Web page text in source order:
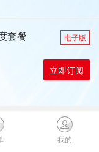
套餐 电子版
立即订阅
我的